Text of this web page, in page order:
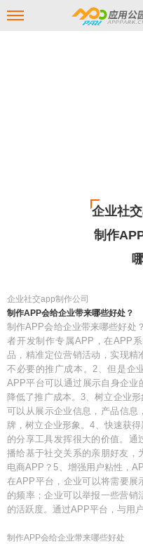
企业社
制作
企业社交app制作公司
制作APP会给企业带来哪些好处？
制作APP会给企业带来哪些好处
者开发制作专属APP，在APP
品，精准定位营销活动，实现精
不必要的推广成本。2、但是企
APP平台可以通过展示自身企业
降低了推广成本。3、树立企业
可以从展示企业信息，产品信息
牌，树立企业形象。4、快速获
的分享工具发挥很大的价值。
播给基于社交关系的亲朋好友，
电商APP？5、增强用户粘性，
在APP平台，企业可以将需要展
的频率；企业可以举报一些营
的活跃度。通过APP平台，与用
制作APP会给企业带来哪些好处